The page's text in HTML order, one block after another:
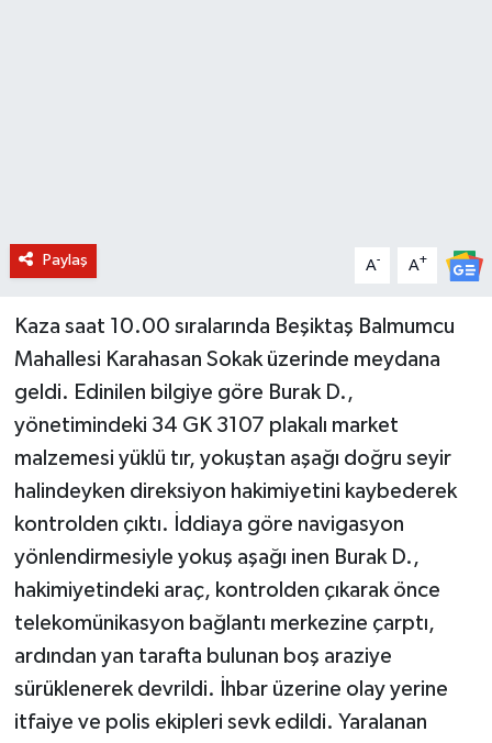
Paylaş A- A+
Kaza saat 10.00 sıralarında Beşiktaş Balmumcu
Mahallesi Karahasan Sokak üzerinde meydana
geldi. Edinilen bilgiye göre Burak D.,
yönetimindeki 34 GK 3107 plakalı market
malzemesi yüklü tır, yokuştan aşağı doğru seyir
halindeyken direksiyon hakimiyetini kaybederek
kontrolden çıktı. İddiaya göre navigasyon
yönlendirmesiyle yokuş aşağı inen Burak D.,
hakimiyetindeki araç, kontrolden çıkarak önce
telekomünikasyon bağlantı merkezine çarptı,
ardından yan tarafta bulunan boş araziye
sürüklenerek devrildi. İhbar üzerine olay yerine
itfaiye ve polis ekipleri sevk edildi. Yaralanan